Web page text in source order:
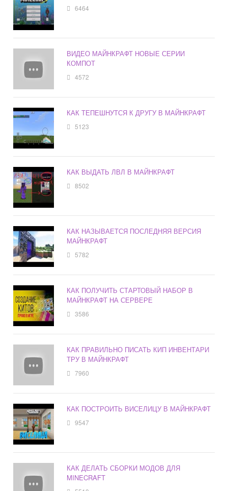
6464
ВИДЕО МАЙНКРАФТ НОВЫЕ СЕРИИ
КОМПОТ
4572
КАК ТЕПЕШНУТСЯ К ДРУГУ В МАЙНКРАФТ
5123
КАК ВЫДАТЬ ЛВЛ В МАЙНКРАФТ
8502
КАК НАЗЫВАЕТСЯ ПОСЛЕДНЯЯ ВЕРСИЯ
МАЙНКРАФТ
5782
КАК ПОЛУЧИТЬ СТАРТОВЫЙ НАБОР В
МАЙНКРАФТ НА СЕРВЕРЕ
3586
КАК ПРАВИЛЬНО ПИСАТЬ КИП ИНВЕНТАРИ
ТРУ В МАЙНКРАФТ
7960
КАК ПОСТРОИТЬ ВИСЕЛИЦУ В МАЙНКРАФТ
9547
КАК ДЕЛАТЬ СБОРКИ МОДОВ ДЛЯ
MINECRAFT